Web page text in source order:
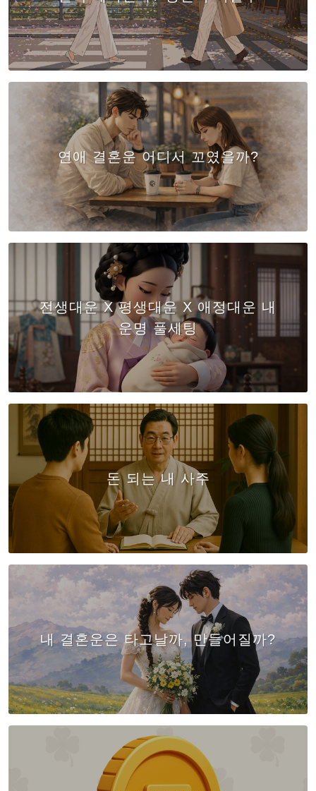
연애 결혼운 어디서 꼬였을까?
전생대운 X 평생대운 X 애정대운 내
운명 풀세팅
돈 되는 내 사주
내 결혼운은 타고날까, 만들어질까?